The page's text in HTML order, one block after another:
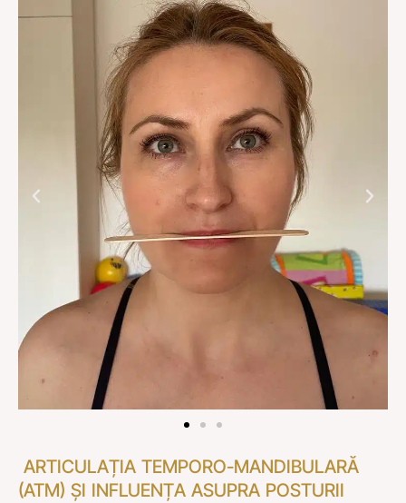
ARTICULAȚIA TEMPORO-MANDIBULARĂ
(ATM) ȘI INFLUENȚA ASUPRA POSTURII